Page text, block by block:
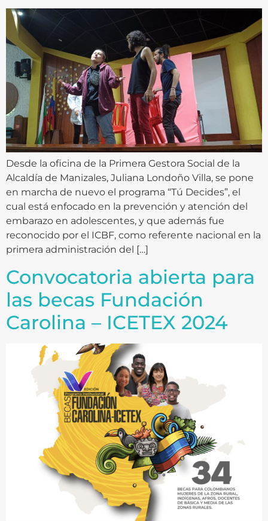
Desde la oficina de la Primera Gestora Social de la
Alcaldía de Manizales, Juliana Londoño Villa, se pone
en marcha de nuevo el programa “Tú Decides”, el
cual está enfocado en la prevención y atención del
embarazo en adolescentes, y que además fue
reconocido por el ICBF, como referente nacional en la
primera administración del […]
Convocatoria abierta para
las becas Fundación
Carolina – ICETEX 2024